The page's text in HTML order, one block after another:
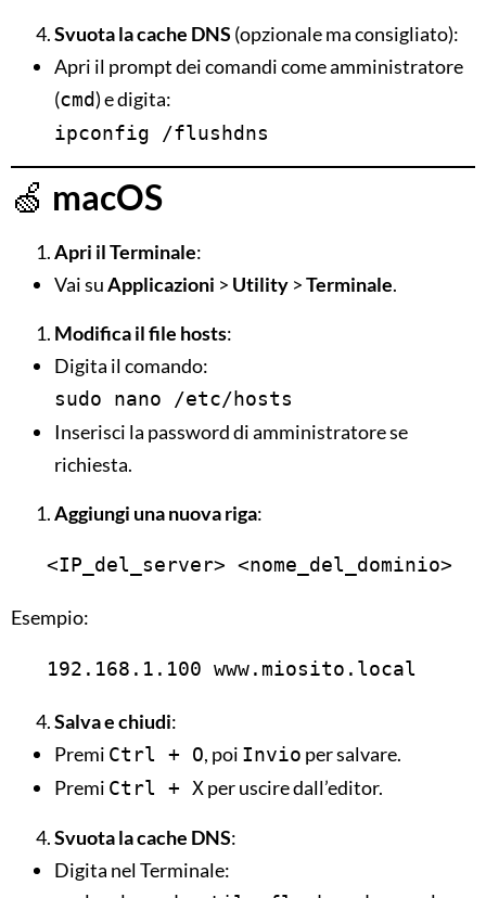
Svuota la cache DNS (opzionale ma consigliato):
Apri il prompt dei comandi come amministratore
(cmd) e digita:
ipconfig /flushdns
🍏 macOS
Apri il Terminale:
Vai suApplicazioni > Utility >Terminale.
Modifica il file hosts:
Digita il comando:
sudo nano /etc/hosts
Inserisci la password di amministratore se
richiesta.
Aggiungi una nuova riga:
   <IP_del_server> <nome_del_dominio>
Esempio:
   192.168.1.100 www.miosito.local
Salva e chiudi:
Premi Ctrl + O, poi Invio per salvare.
Premi Ctrl + Xper uscire dall’editor.
Svuota la cache DNS:
Digita nel Terminale: